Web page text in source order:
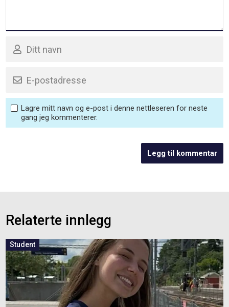
Lagre mitt navn og e-post i denne nettleseren for neste
gang jeg kommenterer.
Relaterte innlegg
Student